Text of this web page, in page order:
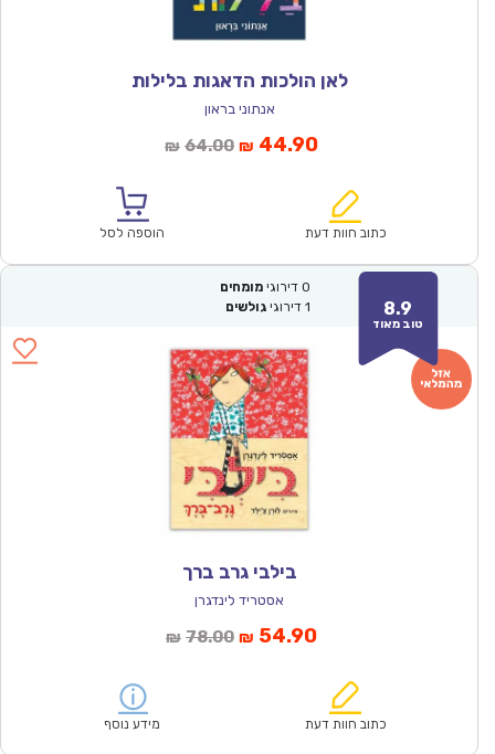
לאן הולכות הדאגות בלילות
אנתוני בראון
₪ 64.00המחיר
₪64.00.
₪ 44.90המחיר
הוא:
כתוב חוות דעת הוספה לסל
8.9
טוב מאוד
0 דירוגי מומחים
1 דירוגי גולשים
בילבי גרב ברך
אסטריד לינדגרן
₪ 78.00המחיר
₪78.00.
₪ 54.90המחיר
הוא:
כתוב חוות דעת מידע נוסף